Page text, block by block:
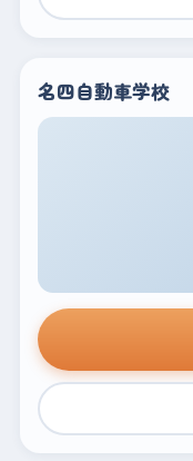
名四自動車学校